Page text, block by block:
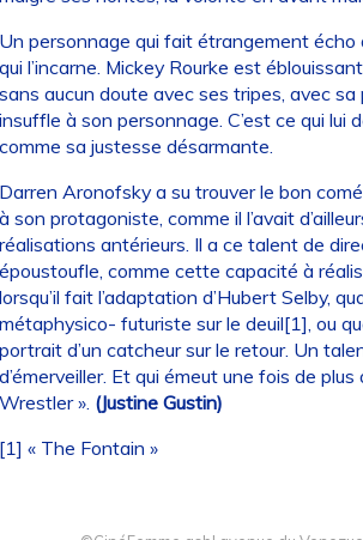
personnage qui fait étrangement écho
l’incarne. Mickey Rourke est
aucun doute avec ses tripes, avec sa
à son personnage. C’est ce qui lui
sa justesse désarmante.
Aronofsky a su trouver le bon
son protagoniste, comme il l’avait
antérieurs. Il a ce talent de
comme cette capacité à
fait l’adaptation d’Hubert Selby,
futuriste sur le deuil[1], ou
d’un catcheur sur le retour. Un
Et qui émeut une fois de plus
». (Justine Gustin)
« The Fontain »